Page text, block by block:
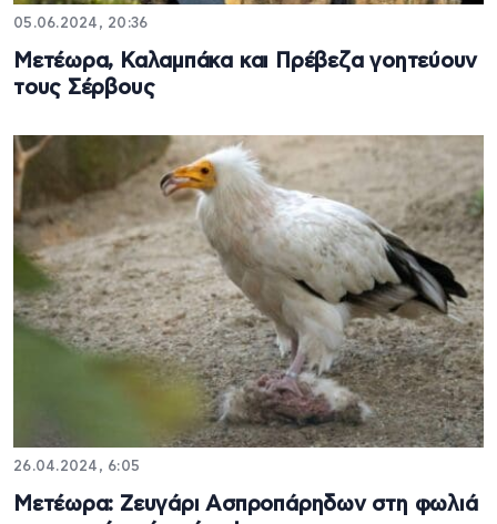
05.06.2024, 20:36
Μετέωρα, Καλαμπάκα και Πρέβεζα γοητεύουν
τους Σέρβους
26.04.2024, 6:05
Μετέωρα: Ζευγάρι Ασπροπάρηδων στη φωλιά